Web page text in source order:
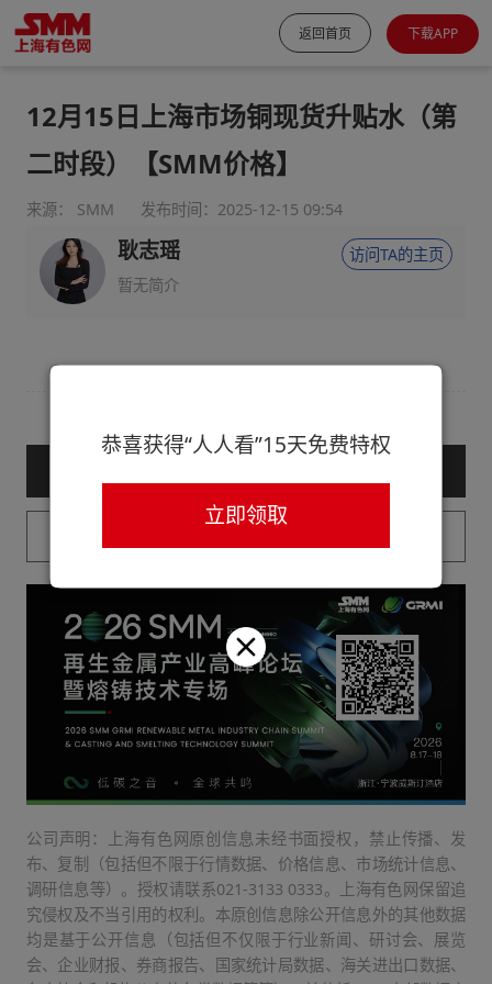
返回首页 下载APP
12月15日上海市场铜现货升贴水（第
二时段）【SMM价格】
来源： SMM 发布时间：2025-12-15 09:54
耿志瑶
暂无简介
访问TA的主页
公司声明：上海有色网原创信息未经书面授权，禁止传播、发
布、复制（包括但不限于行情数据、价格信息、市场统计信息、
调研信息等）。授权请联系021-3133 0333。上海有色网保留追
究侵权及不当引用的权利。本原创信息除公开信息外的其他数据
均是基于公开信息（包括但不仅限于行业新闻、研讨会、展览
会、企业财报、券商报告、国家统计局数据、海关进出口数据、
恭喜获得“人人看”15天免费特权
立即领取